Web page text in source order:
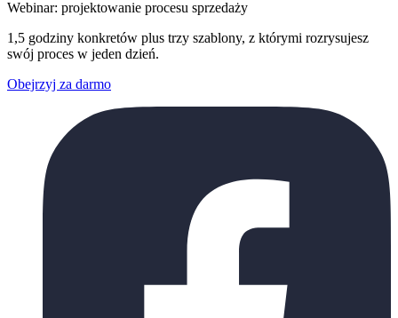
Webinar: projektowanie procesu sprzedaży
1,5 godziny konkretów plus trzy szablony, z którymi rozrysujesz
swój proces w jeden dzień.
Obejrzyj za darmo